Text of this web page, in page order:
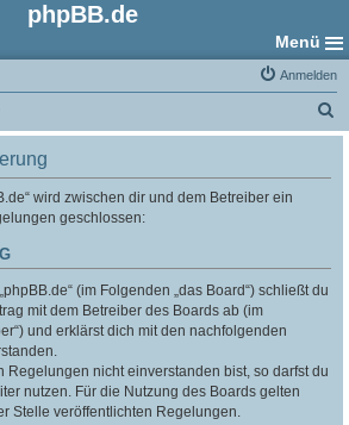
phpBB.de
Menü
Anmelden
u
wird zwischen dir und dem Betreiber ein
geschlossen:
(im Folgenden „das Board“) schließt du
mit dem Betreiber des Boards ab (im
und erklärst dich mit den nachfolgenden
Regelungen nicht einverstanden bist, so darfst du
nutzen. Für die Nutzung des Boards gelten
Stelle veröffentlichten Regelungen.